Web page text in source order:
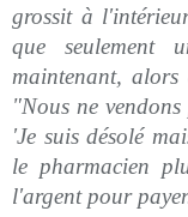
grossit à
que seulement
maintenant,
"Nous ne
'Je suis désolé
le pharmacien
l'argent pour